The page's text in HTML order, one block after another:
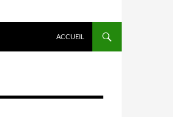
ACCUEIL